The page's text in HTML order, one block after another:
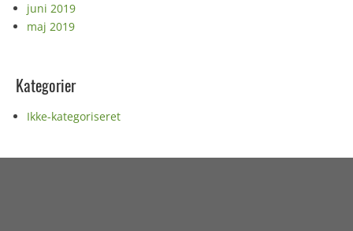
juni 2019
maj 2019
Kategorier
Ikke-kategoriseret